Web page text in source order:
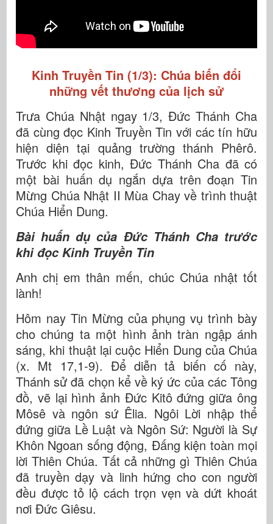
Kinh Truyền Tin (1/3): Chúa biến đổi
những vết thương của lịch sử
Trưa Chúa Nhật ngay 1/3, Đức Thánh Cha
đã cùng đọc Kinh Truyền Tin với các tín hữu
hiện diện tại quảng trường thánh Phêrô.
Trước khi đọc kinh, Đức Thánh Cha đã có
một bài huấn dụ ngắn dựa trên đoạn Tin
Mừng Chúa Nhật II Mùa Chay về trình thuật
Chúa Hiển Dung.
Bài huấn dụ của Đức Thánh Cha trước
khi đọc Kinh Truyền Tin
Anh chị em thân mến, chúc Chúa nhật tốt
lành!
Hôm nay Tin Mừng của phụng vụ trình bày
cho chúng ta một hình ảnh tràn ngập ánh
sáng, khi thuật lại cuộc Hiển Dung của Chúa
(x. Mt 17,1-9). Để diễn tả biến cố này,
Thánh sử đã chọn kể về ký ức của các Tông
đồ, vẽ lại hình ảnh Đức Kitô đứng giữa ông
Môsê và ngôn sứ Êlia. Ngôi Lời nhập thể
đứng giữa Lề Luật và Ngôn Sứ: Người là Sự
Khôn Ngoan sống động, Đấng kiện toàn mọi
lời Thiên Chúa. Tất cả những gì Thiên Chúa
đã truyền dạy và linh hứng cho con người
đều được tỏ lộ cách trọn vẹn và dứt khoát
nơi Đức Giêsu.